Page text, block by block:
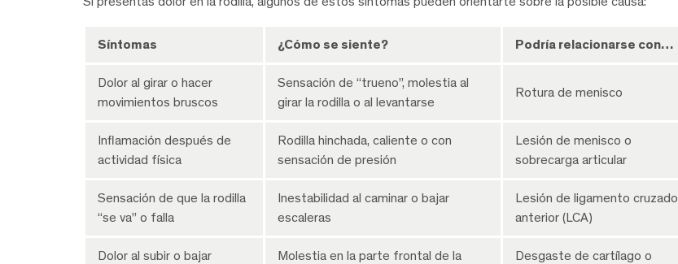
Síntomas ¿Cómo se siente? Podría relacionarse con…
Dolor al girar o hacer
movimientos bruscos
Sensación de “trueno”, molestia al
girar la rodilla o al levantarse
Rotura de menisco
Inflamación después de
actividad física
Rodilla hinchada, caliente o con
sensación de presión
Lesión de menisco o
sobrecarga articular
Sensación de que la rodilla
“se va” o falla
Inestabilidad al caminar o bajar
escaleras
Lesión de ligamento cruzado
anterior (LCA)
Dolor al subir o bajar
Molestia en la parte frontal de la
Desgaste de cartílago o